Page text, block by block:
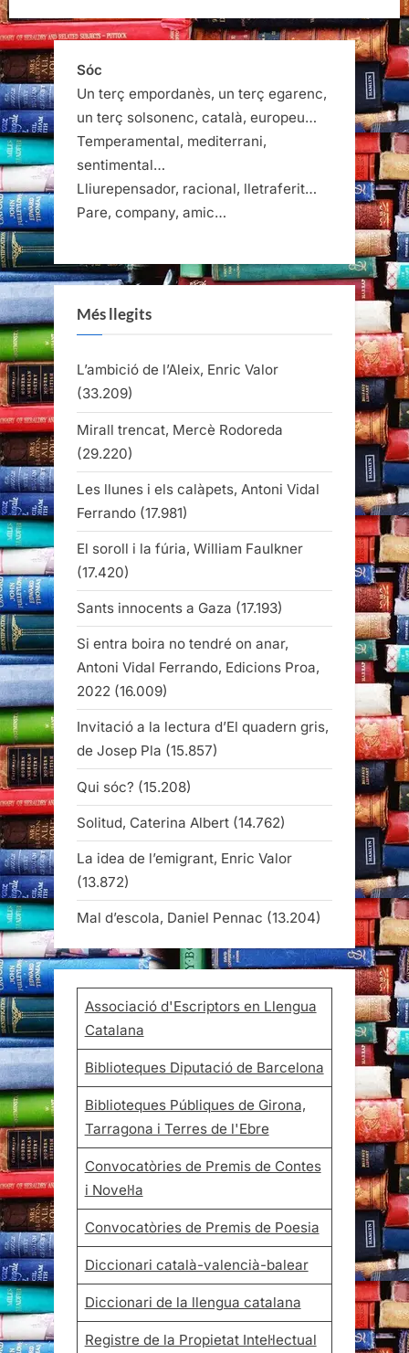
Sóc
Un terç empordanès, un terç egarenc,
un terç solsonenc, català, europeu…
Temperamental, mediterrani,
sentimental…
Lliurepensador, racional, lletraferit…
Pare, company, amic…
Més llegits
L’ambició de l’Aleix, Enric Valor
(33.209)
Mirall trencat, Mercè Rodoreda
(29.220)
Les llunes i els calàpets, Antoni Vidal
Ferrando (17.981)
El soroll i la fúria, William Faulkner
(17.420)
Sants innocents a Gaza (17.193)
Si entra boira no tendré on anar,
Antoni Vidal Ferrando, Edicions Proa,
2022 (16.009)
Invitació a la lectura d’El quadern gris,
de Josep Pla (15.857)
Qui sóc? (15.208)
Solitud, Caterina Albert (14.762)
La idea de l’emigrant, Enric Valor
(13.872)
Mal d’escola, Daniel Pennac (13.204)
Associació d'Escriptors en Llengua
Catalana
Biblioteques Diputació de Barcelona
Biblioteques Públiques de Girona,
Tarragona i Terres de l'Ebre
Convocatòries de Premis de Contes
i Novel·la
Convocatòries de Premis de Poesia
Diccionari català-valencià-balear
Diccionari de la llengua catalana
Registre de la Propietat Intel·lectual